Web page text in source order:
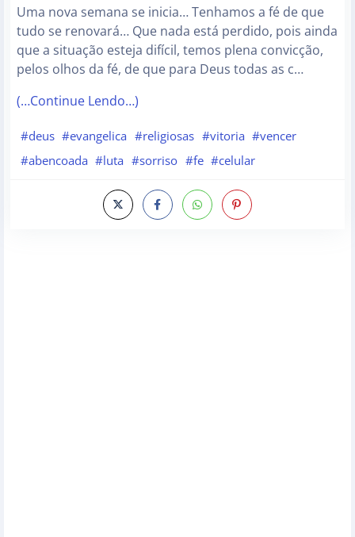
Uma nova semana se inicia… Tenhamos a fé de que
tudo se renovará… Que nada está perdido, pois ainda
que a situação esteja difícil, temos plena convicção,
pelos olhos da fé, de que para Deus todas as c…
(…Continue Lendo…)
#deus #evangelica #religiosas #vitoria #vencer
#abencoada #luta #sorriso #fe #celular